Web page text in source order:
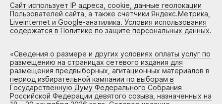
Сайт использует IP адреса, cookie, данные геолокации
Пользователей сайта, а также счетчики Яндекс.Метрика,
Liveinternet и Google-анатилика. Условия использования
содержатся в Политике по защите персональных данных.
«Сведения о размере и других условиях оплаты услуг по
размещению на страницах сетевого издания для
размещения предвыборных, агитационных материалов в
период избирательной кампании по выборам в
Государственную Думу Федерального Собрания
Российской Федерации девятого созыва, назначенных на